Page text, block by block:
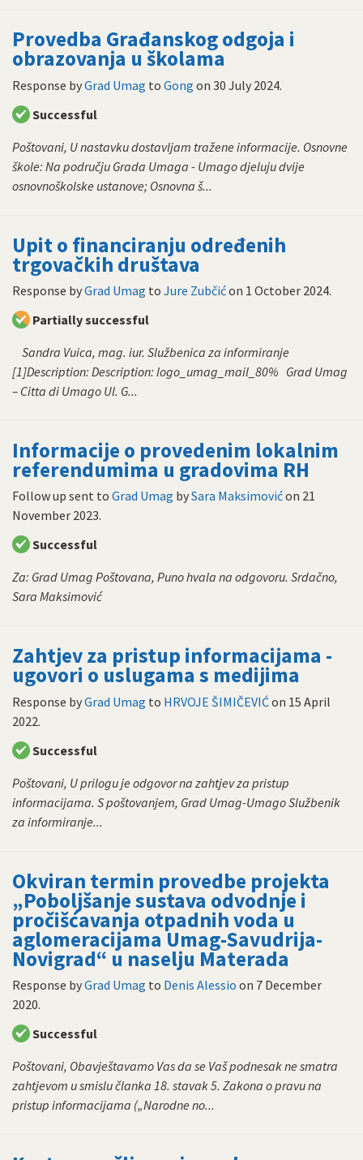
Provedba Građanskog odgoja i
obrazovanja u školama
Response byGrad Umag to Gong on 30 July 2024.
Successful
Poštovani, U nastavku dostavljam tražene informacije. Osnovne
škole: Na području Grada Umaga - Umago djeluju dvije
osnovnoškolske ustanove; Osnovna š...
Upit o financiranju određenih
trgovačkih društava
Response byGrad Umag to Jure Zubčićon 1 October 2024.
Partially successful
Sandra Vuica, mag. iur. Službenica za informiranje
[1]Description: Description: logo_umag_mail_80% Grad Umag
– Citta di Umago Ul. G...
Informacije o provedenim lokalnim
referendumima u gradovima RH
Follow up sent to Grad Umag bySara Maksimovićon 21
November 2023.
Successful
Za: Grad Umag Poštovana, Puno hvala na odgovoru. Srdačno,
Sara Maksimović
Zahtjev za pristup informacijama -
ugovori o uslugama s medijima
Response byGrad Umag to HRVOJE ŠIMIČEVIĆon 15 April
2022.
Successful
Poštovani, U prilogu je odgovor na zahtjev za pristup
informacijama. S poštovanjem, Grad Umag-Umago Službenik
za informiranje...
Okviran termin provedbe projekta
„Poboljšanje sustava odvodnje i
pročišćavanja otpadnih voda u
aglomeracijama Umag-Savudrija-
Novigrad“ u naselju Materada
Response byGrad Umag to Denis Alessio on 7 December
2020.
Successful
Poštovani, Obavještavamo Vas da se Vaš podnesak ne smatra
zahtjevom u smislu članka 18. stavak 5. Zakona o pravu na
pristup informacijama („Narodne no...